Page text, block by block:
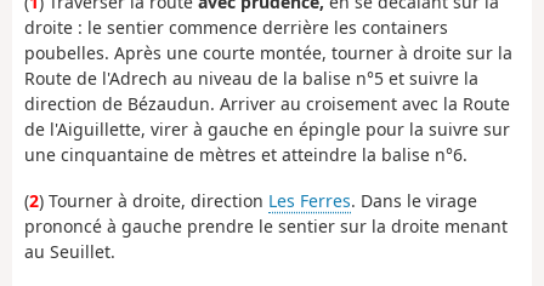
droite : le sentier commence derrière les containers
poubelles. Après une courte montée, tourner à droite sur la
Route de l'Adrech au niveau de la balise n°5 et suivre la
direction de Bézaudun. Arriver au croisement avec la Route
de l'Aiguillette, virer à gauche en épingle pour la suivre sur
une cinquantaine de mètres et atteindre la balise n°6.
(2) Tourner à droite, direction Les Ferres. Dans le virage
prononcé à gauche prendre le sentier sur la droite menant
au Seuillet.